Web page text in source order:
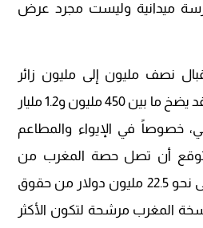
ميدانية وليست مجرد عرض
نصف مليون إلى مليون زائر
إضافي خلال البطولة، بما قد يضخ ما بين 450 مليون و1.2 مليار
خصوصاً في الإيواء والمطاعم
يُتوقع أن تصل حصة المغرب من
عائدات الاتحاد الأفريقي إلى نحو 22.5 مليون دولار من حقوق
المغرب مرشحة لتكون الأكثر